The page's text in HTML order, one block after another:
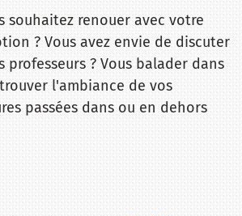
souhaitez renouer avec votre
? Vous avez envie de discuter
professeurs ? Vous balader dans
l'ambiance de vos
passées dans ou en dehors